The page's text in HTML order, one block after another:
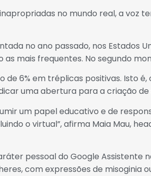
no mundo real, a voz
no ano passado, nos Estados
mais frequentes. No segundo
6% em tréplicas positivas. Isto
uma abertura para a criação de
um papel educativo e de
o virtual”, afirma Maia Mau,
pessoal do Google Assistente
com expressões de misoginia